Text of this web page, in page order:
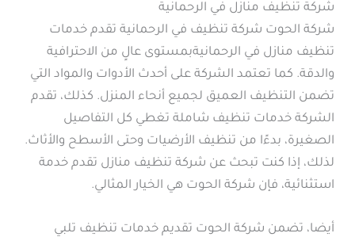
شركة تنظيف منازل في الرحمانية
شركة الحوت شركة تنظيف في الرحمانية تقدم خدمات
تنظيف منازل في الرحمانيةبمستوى عالٍ من الاحترافية
والدقة. كما تعتمد الشركة على أحدث الأدوات والمواد التي
تضمن التنظيف العميق لجميع أنحاء المنزل. كذلك، تقدم
الشركة خدمات تنظيف شاملة تغطي كل التفاصيل
الصغيرة، بدءًا من تنظيف الأرضيات وحتى الأسطح والأثاث.
لذلك، إذا كنت تبحث عن شركة تنظيف منازل تقدم خدمة
استثنائية، فإن شركة الحوت هي الخيار المثالي.
أيضا، تضمن شركة الحوت تقديم خدمات تنظيف تلبي